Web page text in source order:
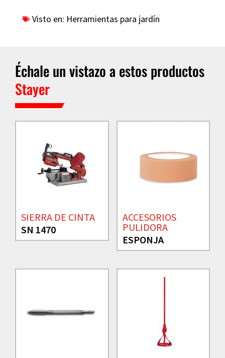
Visto en: Herramientas para jardín
Échale un vistazo a estos productos
Stayer
SIERRA DE CINTA
SN 1470
ACCESORIOS
PULIDORA
ESPONJA